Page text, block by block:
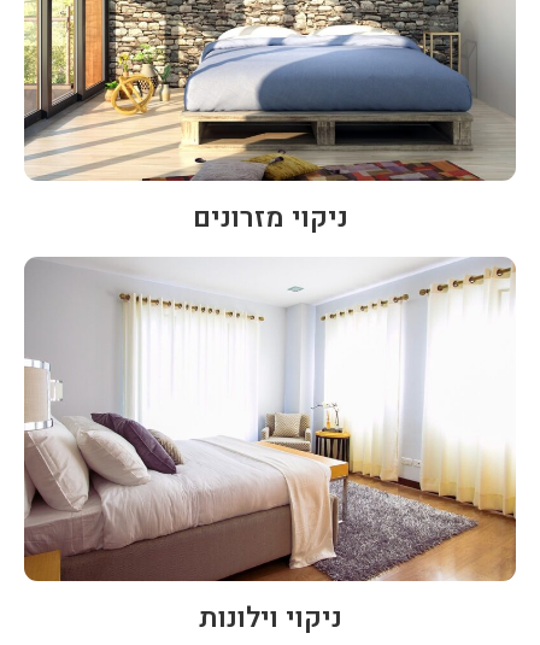
ניקוי מזרונים
ניקוי וילונות